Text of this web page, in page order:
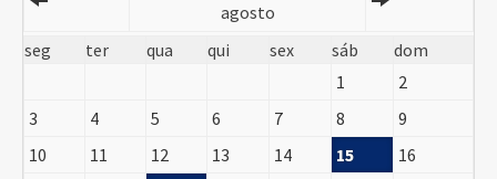
agosto
seg
ter qua qui sex sáb
dom
1
2
3
4 5 6 7 8
9
10
11 12 13 14 15
16